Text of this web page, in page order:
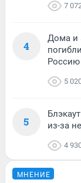
7
4
Дома и
Россию
5
5
из-за
4
МНЕНИЕ